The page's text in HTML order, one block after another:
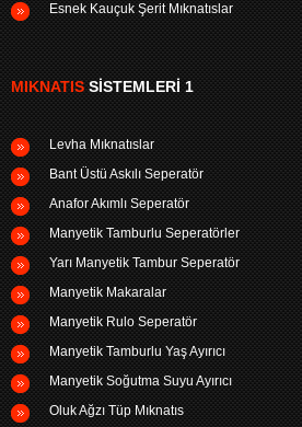
Esnek Kauçuk Şerit Mıknatıslar
MIKNATISSISTEMLERI 1
Levha Mıknatıslar
Bant Üstü Askılı Seperatör
Anafor Akımlı Seperatör
Manyetik Tamburlu Seperatörler
Yarı Manyetik Tambur Seperatör
Manyetik Makaralar
Manyetik Rulo Seperatör
Manyetik Tamburlu Yaş Ayırıcı
Manyetik Soğutma Suyu Ayırıcı
Oluk Ağzı Tüp Mıknatıs